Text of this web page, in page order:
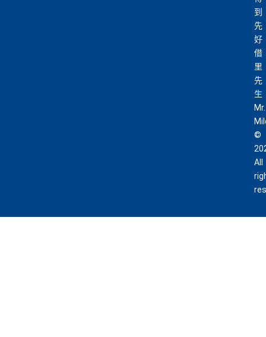
到
先
好
借
里
先
生
Mr.
©
All